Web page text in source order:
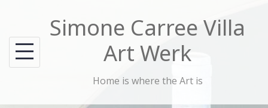
content
Simone Carree Villa
Art Werk
Home is where the Art is